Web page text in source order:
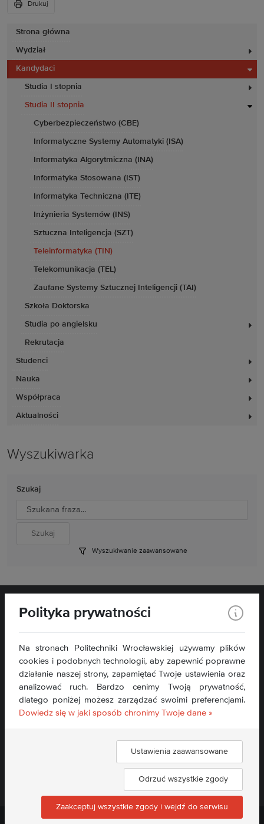
Strona główna
Wydział
Kandydaci
Studia I stopnia
Studia II stopnia
Cyberbezpieczeństwo (CBE)
Informatyczne Systemy Automatyki (ISA)
Informatyka Algorytmiczna (INA)
Informatyka Stosowana (IST)
Informatyka Techniczna (ITE)
Inżynieria Systemów (INS)
Sztuczna Inteligencja (SZT)
Teleinformatyka (TIN)
Telekomunikacja (TEL)
Zaufane Systemy Sztucznej Inteligencji (TAI)
Szkoła Doktorska
Studia po angielsku
Rekrutacja
Studenci
Nauka
Współpraca
Aktualności
Wyszukiwarka
Szukaj
Wyszukiwanie zaawansowane
Drukuj
Kontakt:
sekretariat.wit@pwr.edu.pl
Tel: + 48 71 340 79 97
Politechnika Wrocławska ©2026
Polityka prywatności
Na stronach Politechniki Wrocławskiej używamy plików
cookies i podobnych technologii, aby zapewnić poprawne
działanie naszej strony, zapamiętać Twoje ustawienia oraz
analizować ruch. Bardzo cenimy Twoją prywatność,
dlatego poniżej możesz zarządzać swoimi preferencjami.
Dowiedz się w jaki sposób chronimy Twoje dane »
Ustawienia zaawansowane
Odrzuć wszystkie zgody
Zaakceptuj wszystkie zgody i wejdź do serwisu